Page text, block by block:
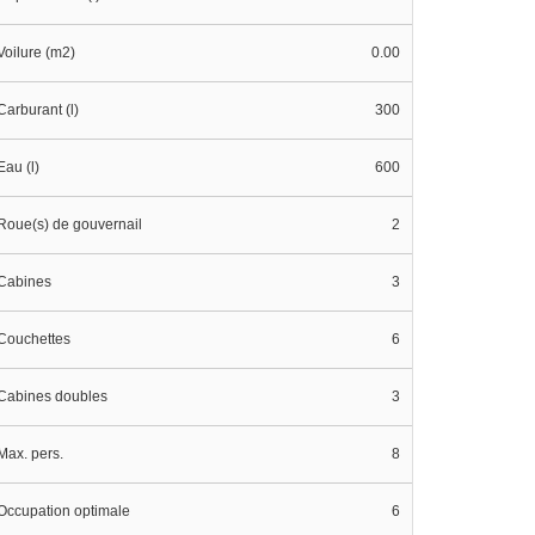
(m2) 0.00
(l) 300
(l) 600
de gouvernail 2
3
6
doubles 3
pers. 8
optimale 6